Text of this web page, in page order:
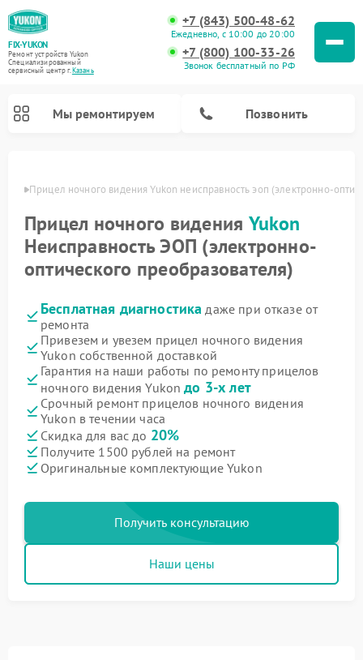
FIX-YUKON
Ремонт устройств Yukon
Специализированный
cервисный центр г.Казань
+7 (843) 500-48-62
Ежедневно, с 10:00 до 20:00
+7 (800) 100-33-26
Звонок бесплатный по РФ
Мы ремонтируем Позвонить
Прицел ночного видения Yukon неисправность эоп (электронно-
Прицел ночного видения Yukon
Неисправность ЭОП (электронно-
оптического преобразователя)
Бесплатная диагностика даже при отказе от
ремонта
Привезем и увезем прицел ночного видения
Yukon собственной доставкой
Гарантия на наши работы по ремонту прицелов
ночного видения Yukonдо 3-х лет
Срочный ремонт прицелов ночного видения
Yukon в течении часа
Скидка для вас до 20%
Получите 1500 рублей на ремонт
Оригинальные комплектующие Yukon
Получить консультацию
Наши цены